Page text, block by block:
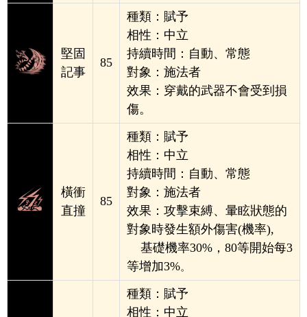
堅固
記事
85
種類：賦予
相性：中立
持續時間： 自動、常態
對象：施法者
效果：穿戴的武器不會受到損
傷。
橫衝
直撞
85
種類：賦予
相性：中立
持續時間： 自動、常態
對象：施法者
效果：攻擊束縛、暈眩狀態的
對象時發生額外傷害(機率),
基礎機率30%，80等開始每3
等增加3%。
種類：賦予
相性：中立